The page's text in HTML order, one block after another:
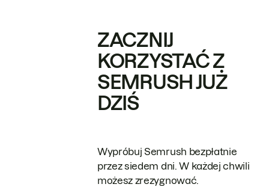
ZACZNIJ
KORZYSTAĆ Z
SEMRUSH JUŻ
DZIŚ
Wypróbuj Semrush bezpłatnie
przez siedem dni. W każdej chwili
możesz zrezygnować.